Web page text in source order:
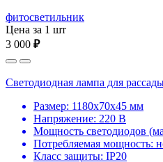
фитосветильник
Цена за 1 шт
3 000 ₽
Светодиодная лампа для
Размер: 1180х70х45 мм
Напряжение: 220 В
Мощность светодиодов
Потребляемая мощность:
Класс защиты: IP20